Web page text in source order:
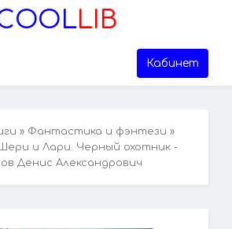
LIB
Кабинет
» Фантастика и фэнтези »
и Лари. Черный охотник -
Денис Александрович